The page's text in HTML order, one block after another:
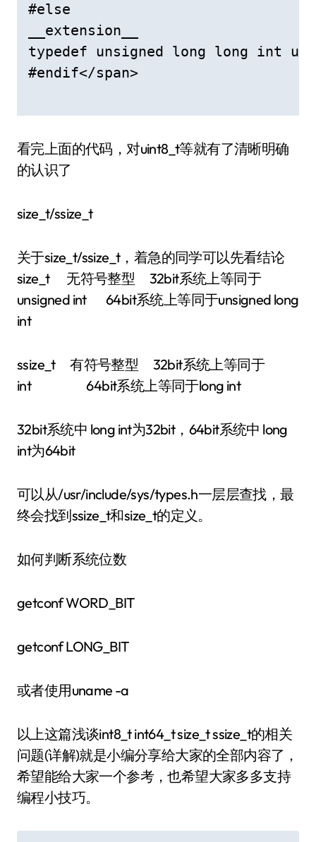
#else
__extension__
typedef unsigned long long int
#endif</span>
看完上面的代码，对uint8_t等就有了清晰明确
的认识了
size_t/ssize_t
关于size_t/ssize_t，着急的同学可以先看结论
size_t 无符号整型 32bit系统上等同于
unsigned int 64bit系统上等同于unsigned long
int
ssize_t 有符号整型 32bit系统上等同于
int 64bit系统上等同于long int
32bit系统中 long int为32bit，64bit系统中 long
int为64bit
可以从/usr/include/sys/types.h一层层查找，最
终会找到ssize_t和size_t的定义。
如何判断系统位数
getconf WORD_BIT
getconf LONG_BIT
或者使用uname -a
以上这篇浅谈int8_t int64_t size_t ssize_t的相关
问题(详解)就是小编分享给大家的全部内容了，
希望能给大家一个参考，也希望大家多多支持
编程小技巧。